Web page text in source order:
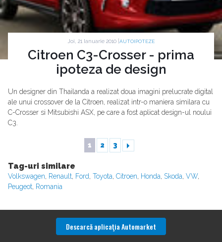
Joi, 21 Ianuarie 2010 | AUTOIPOTEZE
Citroen C3-Crosser - prima
ipoteza de design
Un designer din Thailanda a realizat doua imagini prelucrate digital
ale unui crossover de la Citroen, realizat intr-o maniera similara cu
C-Crosser si Mitsubishi ASX, pe care a fost aplicat design-ul noului
C3.
1 2 3
Tag-uri similare
Volkswagen, Renault, Ford, Toyota, Citroen, Honda, Skoda, VW,
Peugeot, Romania
Descarcă aplicaţia Automarket